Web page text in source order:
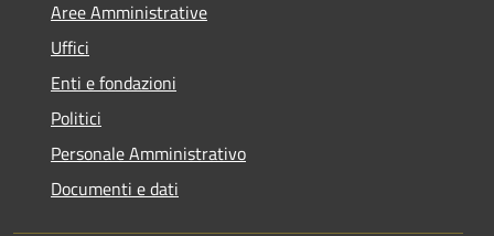
Aree Amministrative
Uffici
Enti e fondazioni
Politici
Personale Amministrativo
Documenti e dati